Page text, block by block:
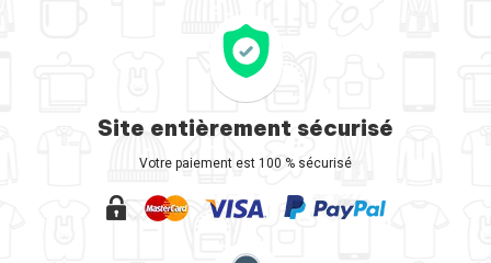
Site entièrement sécurisé
Votre paiement est 100 % sécurisé